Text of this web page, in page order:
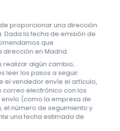
proporcionar una dirección
Dada la fecha de emisión de
que
en Madrid.
realizar algún cambio,
leer los pasos a seguir.
el vendedor envíe el artículo,
correo electrónico con los
(como la empresa de
el número de seguimiento y
una fecha estimada de